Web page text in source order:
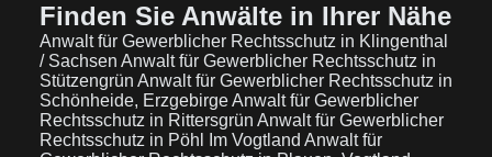
Finden Sie Anwälte in Ihrer Nähe
Anwalt für Gewerblicher Rechtsschutz in Klingenthal
/ Sachsen Anwalt für Gewerblicher Rechtsschutz in
Stützengrün Anwalt für Gewerblicher Rechtsschutz in
Schönheide, ErzgebirgeAnwalt für Gewerblicher
Rechtsschutz in Rittersgrün Anwalt für Gewerblicher
Rechtsschutz in Pöhl Im Vogtland Anwalt für